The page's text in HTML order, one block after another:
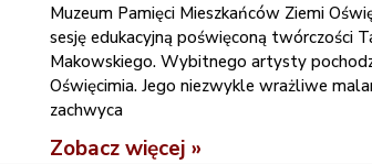
Muzeum Pamięci Mieszkańców Ziemi
sesję edukacyjną poświęconą twórczości
Makowskiego. Wybitnego artysty
Oświęcimia. Jego niezwykle wrażliwe
zachwyca
Zobacz więcej »